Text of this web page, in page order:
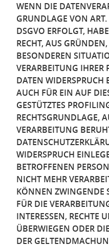
WENN DIE
GRUNDLAGE VON
DSGVO ERFOLGT,
RECHT, AUS
BESONDEREN
VERARBEITUNG IHRER
DATEN WIDERSPRUCH
AUCH FÜR EIN AUF
GESTÜTZTES
RECHTSGRUNDLAGE,
VERARBEITUNG
WIDERSPRUCH
BETROFFENEN
NICHT MEHR
KÖNNEN ZWINGENDE
FÜR DIE
INTERESSEN, RECHTE
ÜBERWIEGEN ODER
DER